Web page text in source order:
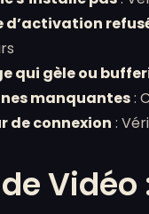
d’activation
qui gèle ou
manquantes:
de connexion :